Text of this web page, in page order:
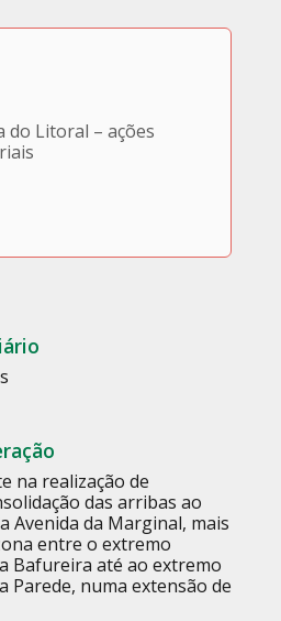
do Litoral – ações
na realização de
das arribas ao
Avenida da Marginal, mais
entre o extremo
Bafureira até ao extremo
Parede, numa extensão de